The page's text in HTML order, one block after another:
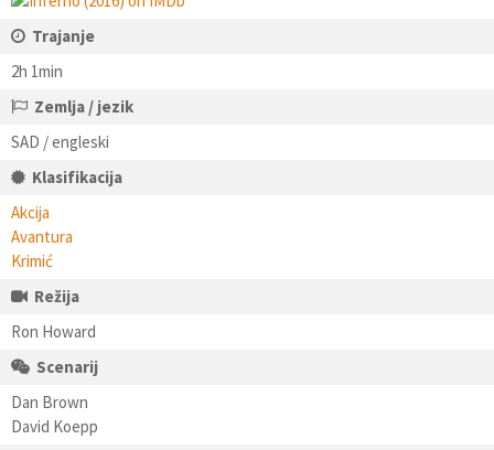
Trajanje
2h 1min
Zemlja / jezik
SAD / engleski
Klasifikacija
Akcija
Avantura
Krimić
Režija
Ron Howard
Scenarij
Dan Brown
David Koepp